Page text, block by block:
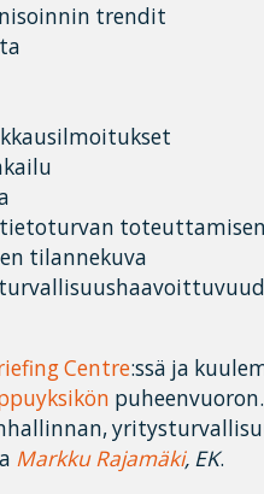
trendit
tilannekuva
Centre:ssä ja
Markku Rajamäki, EK.